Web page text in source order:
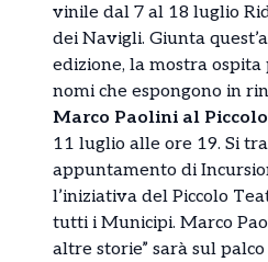
vinile dal 7 al 18 luglio
dei Navigli. Giunta
edizione, la mostra
nomi che espongono in
Marco Paolini al
11 luglio alle ore 19. Si
appuntamento di
l’iniziativa del Piccolo
tutti i Municipi. Marco
altre storie” sarà sul